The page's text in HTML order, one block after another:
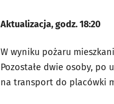
Aktualizacja, godz. 18:20
W wyniku pożaru
Pozostałe dwie osoby, po
na transport do placówki